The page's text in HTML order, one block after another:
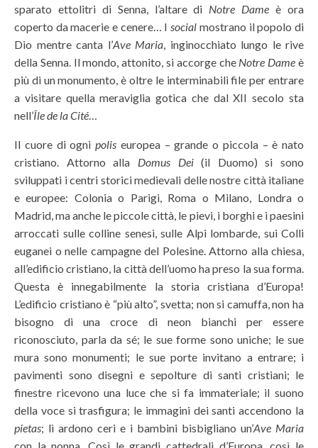
sparato ettolitri di Senna, l’altare di Notre Dame è ora
coperto da macerie e cenere… I social mostrano il popolo di
Dio mentre canta l’Ave Maria , inginocchiato lungo le rive
della Senna. Il mondo, attonito, si accorge che Notre Dame è
più di un monumento, è oltre le interminabili file per entrare
a visitare quella meraviglia gotica che dal XII secolo sta
nell’Île de la Cité
Il cuore di ogni polis europea – grande o piccola – è nato
cristiano. Attorno alla Domus Dei(il Duomo) si sono
sviluppati i centri storici medievali delle nostre città italiane
e europee: Colonia o Parigi, Roma o Milano, Londra o
Madrid, ma anche le piccole città, le pievi, i borghi e i paesini
arroccati sulle colline senesi, sulle Alpi lombarde, sui Colli
euganei o nelle campagne del Polesine. Attorno alla chiesa,
all’edificio cristiano, la città dell’uomo ha preso la sua forma.
Questa è innegabilmente la storia cristiana d’Europa!
L’edificio cristiano è “più alto”, svetta; non si camuffa, non ha
bisogno di una croce di neon bianchi per essere
riconosciuto, parla da sé; le sue forme sono uniche; le sue
mura sono monumenti; le sue porte invitano a entrare; i
pavimenti sono disegni e sepolture di santi cristiani; le
finestre ricevono una luce che si fa immateriale; il suono
della voce si trasfigura; le immagini dei santi accendono la
pietas; lì ardono ceri e i bambini bisbigliano un’Ave Maria
con la nonna. Così le grandi cattedrali d’Europa, così le